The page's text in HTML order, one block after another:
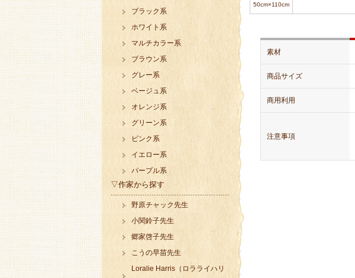
50cm×110cm
素材
商品サイズ
商用利用
注意事項
ブラック系
ホワイト系
マルチカラー系
ブラウン系
グレー系
ベージュ系
オレンジ系
グリーン系
ピンク系
イエロー系
パープル系
▽作家から探す
野原チャック先生
小関鈴子先生
郷家啓子先生
こうの早苗先生
Loralie Harris（ロラライハリ